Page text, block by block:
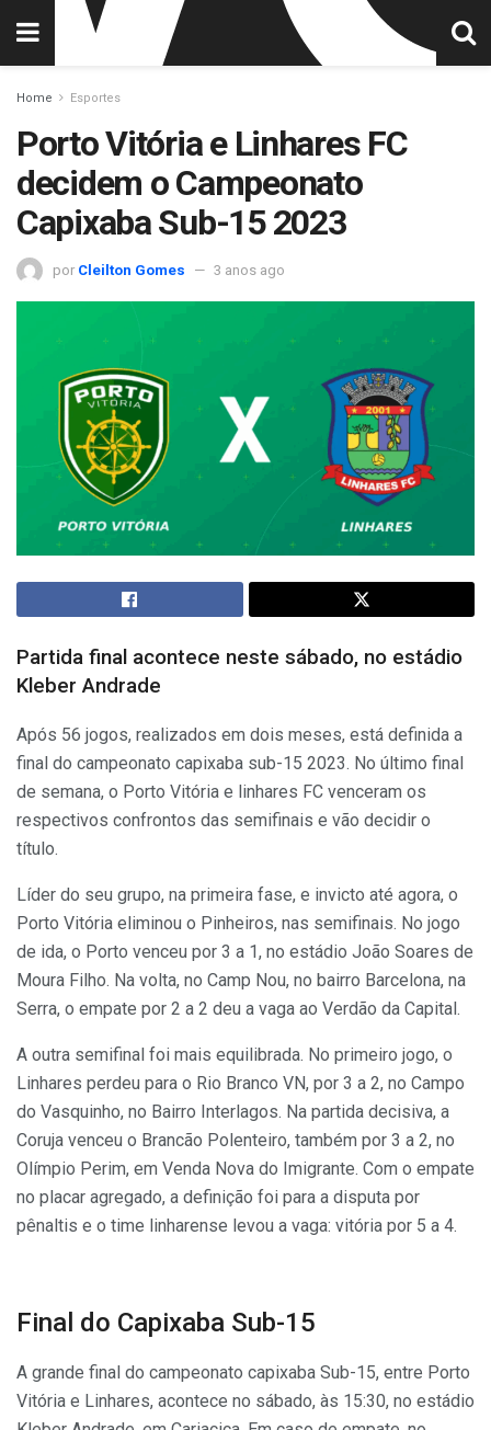
Home Esportes
Porto Vitória e Linhares FC
decidem o Campeonato
Capixaba Sub-15 2023
por Cleilton Gomes 3 anos ago
Partida final acontece neste sábado, no estádio
Kleber Andrade
Após 56 jogos, realizados em dois meses, está definida a
final do campeonato capixaba sub-15 2023. No último final
de semana, o Porto Vitória e linhares FC venceram os
respectivos confrontos das semifinais e vão decidir o
título.
Líder do seu grupo, na primeira fase, e invicto até agora, o
Porto Vitória eliminou o Pinheiros, nas semifinais. No jogo
de ida, o Porto venceu por 3 a 1, no estádio João Soares de
Moura Filho. Na volta, no Camp Nou, no bairro Barcelona, na
Serra, o empate por 2 a 2 deu a vaga ao Verdão da Capital.
A outra semifinal foi mais equilibrada. No primeiro jogo, o
Linhares perdeu para o Rio Branco VN, por 3 a 2, no Campo
do Vasquinho, no Bairro Interlagos. Na partida decisiva, a
Coruja venceu o Brancão Polenteiro, também por 3 a 2, no
Olímpio Perim, em Venda Nova do Imigrante. Com o empate
no placar agregado, a definição foi para a disputa por
pênaltis e o time linharense levou a vaga: vitória por 5 a 4.
Final do Capixaba Sub-15
A grande final do campeonato capixaba Sub-15, entre Porto
Vitória e Linhares, acontece no sábado, às 15:30, no estádio